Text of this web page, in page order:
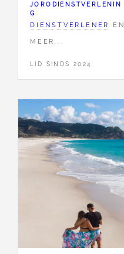
JORODIENSTVERLENIN
G
DIENSTVERLENER
EN
MEER...
LID SINDS 2024